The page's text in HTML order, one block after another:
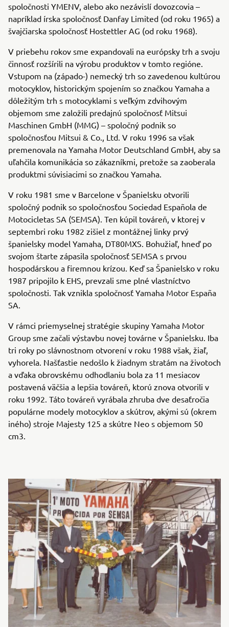
spoločnosti YMENV, alebo ako nezávislí dovozcovia –
napríklad írska spoločnosť Danfay Limited (od roku 1965) a
švajčiarska spoločnosť Hostettler AG (od roku 1968).
V priebehu rokov sme expandovali na európsky trh a svoju
činnosť rozšírili na výrobu produktov v tomto regióne.
Vstupom na (západo-) nemecký trh so zavedenou kultúrou
motocyklov, historickým spojením so značkou Yamaha a
dôležitým trh s motocyklami s veľkým zdvihovým
objemom sme založili predajnú spoločnosť Mitsui
Maschinen GmbH (MMG) – spoločný podnik so
spoločnosťou Mitsui & Co., Ltd. V roku 1996 sa však
premenovala na Yamaha Motor Deutschland GmbH, aby sa
uľahčila komunikácia so zákazníkmi, pretože sa zaoberala
produktmi súvisiacimi so značkou Yamaha.
V roku 1981 sme v Barcelone v Španielsku otvorili
spoločný podnik so spoločnosťou Sociedad Española de
Motocicletas SA (SEMSA). Ten kúpil továreň, v ktorej v
septembri roku 1982 zišiel z montážnej linky prvý
španielsky model Yamaha, DT80MXS. Bohužiaľ, hneď po
svojom štarte zápasila spoločnosť SEMSA s prvou
hospodárskou a firemnou krízou. Keď sa Španielsko v roku
1987 pripojilo k EHS, prevzali sme plné vlastníctvo
spoločnosti. Tak vznikla spoločnosť Yamaha Motor España
SA.
V rámci priemyselnej stratégie skupiny Yamaha Motor
Group sme začali výstavbu novej továrne v Španielsku. Iba
tri roky po slávnostnom otvorení v roku 1988 však, žiaľ,
vyhorela. Našťastie nedošlo k žiadnym stratám na životoch
a vďaka obrovskému odhodlaniu bola za 11 mesiacov
postavená väčšia a lepšia továreň, ktorú znova otvorili v
roku 1992. Táto továreň vyrábala zhruba dve desaťročia
populárne modely motocyklov a skútrov, akými sú (okrem
iného) stroje Majesty 125 a skútre Neo s objemom 50
cm3.